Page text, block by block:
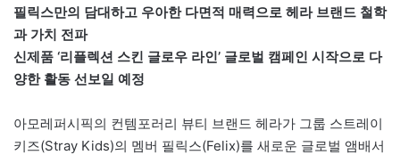
필릭스만의 담대하고 우아한 다면적 매력으로 헤라 브랜드 철학
과 가치 전파
신제품 ‘리플렉션 스킨 글로우 라인’ 글로벌 캠페인 시작으로 다
양한 활동 선보일 예정
아모레퍼시픽의 컨템포러리 뷰티 브랜드 헤라가 그룹 스트레이
키즈(Stray Kids)의 멤버 필릭스(Felix)를 새로운 글로벌 앰배서